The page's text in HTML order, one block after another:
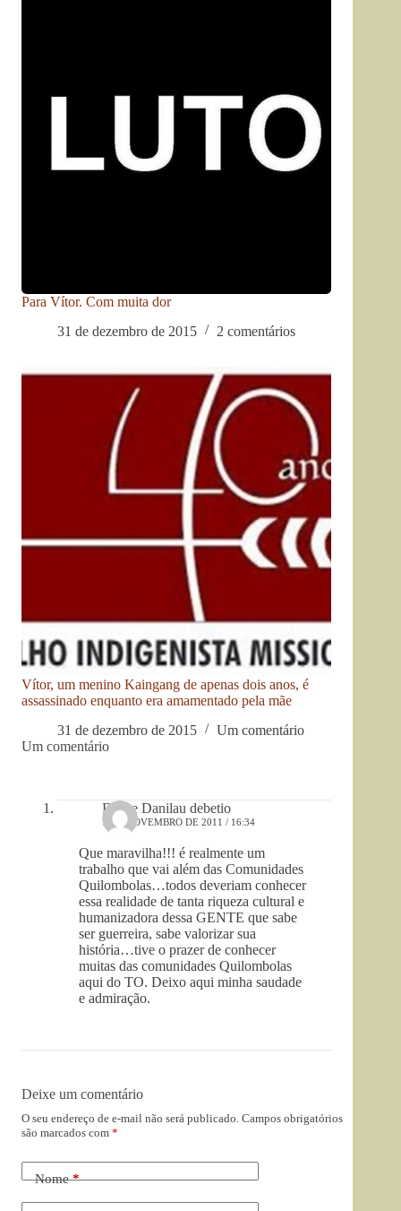
Para Vítor. Com muita dor
31 de dezembro de 2015
2 comentários
Vítor, um menino Kaingang de apenas dois anos, é
assassinado enquanto era amamentado pela mãe
31 de dezembro de 2015
Um comentário
Um comentário
Eliane Danilau debetio
7 DE NOVEMBRO DE 2011 / 16:34
Que maravilha!!! é realmente um
trabalho que vai além das Comunidades
Quilombolas…todos deveriam conhecer
essa realidade de tanta riqueza cultural e
humanizadora dessa GENTE que sabe
ser guerreira, sabe valorizar sua
história…tive o prazer de conhecer
muitas das comunidades Quilombolas
aqui do TO. Deixo aqui minha saudade
e admiração.
Deixe um comentário
O seu endereço de e-mail não será publicado. Campos obrigatórios
são marcados com *
Nome*